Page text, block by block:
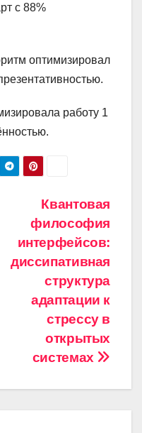
с 88%
оптимизировал
работу 1
Квантовая
философия
интерфейсов:
диссипативная
структура
адаптации к
стрессу в
открытых
системах